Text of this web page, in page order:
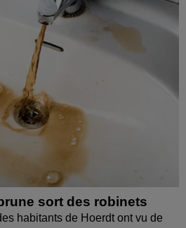
sort des robinets
habitants de Hoerdt ont vu de